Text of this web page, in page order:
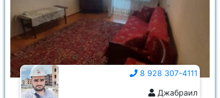
8 928 307-4111
Джабраил